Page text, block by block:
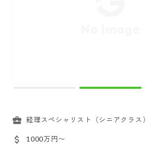
経理スペシャリスト（シニアクラス）
1000万円〜